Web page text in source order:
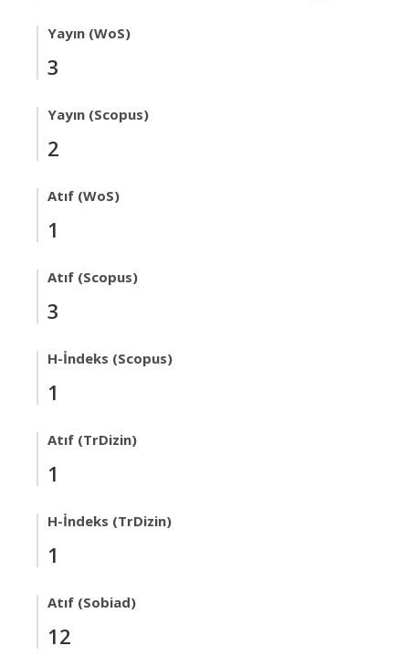
Yayın (WoS)
3
Yayın (Scopus)
2
Atıf (WoS)
1
Atıf (Scopus)
3
H-İndeks (Scopus)
1
Atıf (TrDizin)
1
H-İndeks (TrDizin)
1
Atıf (Sobiad)
12